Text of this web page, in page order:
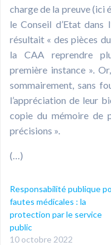
charge de la preuve (ici
le Conseil d’Etat dans
résultait « des pièces
la CAA reprendre
première instance ».
sommairement, sans
l’appréciation de leur
copie du mémoire de
précisions ».
(…)
Responsabilité publique
fautes médicales : la
protection par le service
public
10 octobre 2022